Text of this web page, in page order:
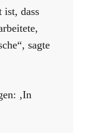
ist, dass
sagte
‚In